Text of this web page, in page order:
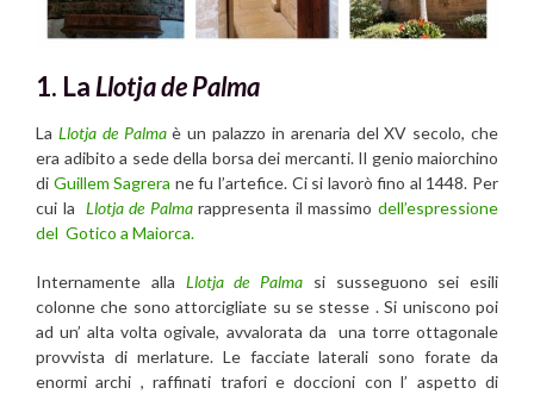
1. La Llotja de Palma
La Llotja de Palmaè un palazzo in arenaria del XV secolo, che
era adibito a sede della borsa dei mercanti. Il genio maiorchino
di Guillem Sagrera ne fu l’artefice. Ci si lavorò fino al 1448. Per
cui la Llotja de Palmarappresenta il massimodell’espressione
del Gotico a Maiorca.
Internamente alla Llotja de Palma si susseguono sei esili
colonne che sono attorcigliate su se stesse . Si uniscono poi
ad un’ alta volta ogivale, avvalorata da una torre ottagonale
provvista di merlature. Le facciate laterali sono forate da
enormi archi , raffinati trafori e doccioni con l’ aspetto di